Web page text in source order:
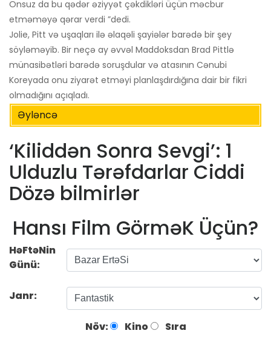
Onsuz da bu qədər əziyyət çəkdikləri üçün məcbur
etməməyə qərar verdi ”dedi.
Jolie, Pitt və uşaqları ilə əlaqəli şayiələr barədə bir şey
söyləməyib. Bir neçə ay əvvəl Maddoksdan Brad Pittlə
münasibətləri barədə soruşdular və atasının Cənubi
Koreyada onu ziyarət etməyi planlaşdırdığına dair bir fikri
olmadığını açıqladı.
Əyləncə
‘Kiliddən Sonra Sevgi’: 1
Ulduzlu Tərəfdarlar Ciddi
Dözə bilmirlər
Hansı Film GörməK Üçün?
HəFtəNin
Günü:
Janr:
Növ: Kino Sıra